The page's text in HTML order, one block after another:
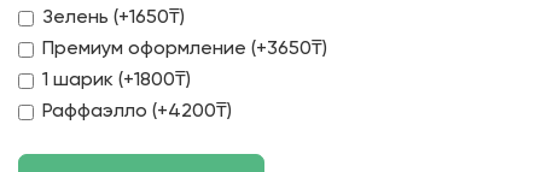
Зелень (+1650₸)
Премиум оформление (+3650₸)
1 шарик (+1800₸)
Раффаэлло (+4200₸)